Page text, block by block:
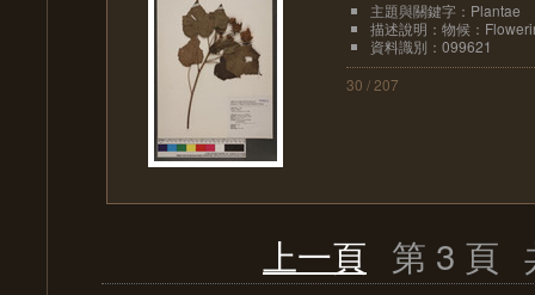
主題與關鍵字：Plantae
描述說明：物候：
資料識別：099621
30 / 207
上一頁 第 3 頁